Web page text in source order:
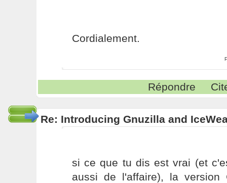
Cordialement.
Répondre
Re: Introducing Gnuzilla and
si ce que tu dis est vrai (et
aussi de l'affaire), la